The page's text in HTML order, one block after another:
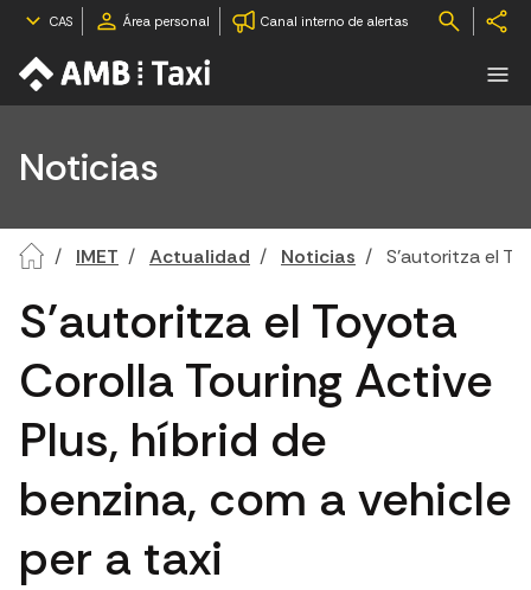
CAS Área personal Canal interno de alertas
Noticias
IMET Actualidad Noticias S'autoritza el
S'autoritza el Toyota
Corolla Touring Active
Plus, híbrid de
benzina, com a vehicle
per a taxi